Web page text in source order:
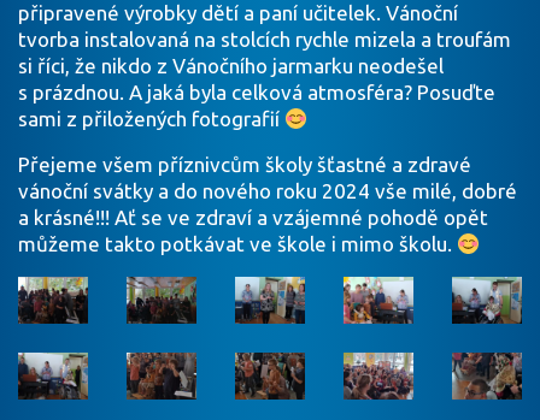
připravené výrobky dětí a paní učitelek. Vánoční
tvorba instalovaná na stolcích rychle mizela a troufám
si říci, že nikdo z Vánočního jarmarku neodešel
s prázdnou. A jaká byla celková atmosféra? Posuďte
sami z přiložených fotografií
Přejeme všem příznivcům školy šťastné a zdravé
vánoční svátky a do nového roku 2024 vše milé, dobré
a krásné!!! Ať se ve zdraví a vzájemné pohodě opět
můžeme takto potkávat ve škole i mimo školu.